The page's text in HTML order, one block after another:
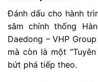
Đánh dấu cho hành
sâm chính thống
Daedong – VHP
mà còn là một
bứt phá tiếp theo.